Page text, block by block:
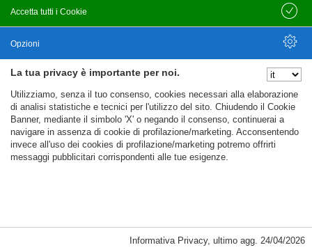
La tua privacy è importante per noi.
Utilizziamo, senza il tuo consenso, cookies necessari alla elaborazione
di analisi statistiche e tecnici per l'utilizzo del sito. Chiudendo il Cookie
Banner, mediante il simbolo 'X' o negando il consenso, continuerai a
navigare in assenza di cookie di profilazione/marketing. Acconsentendo
invece all'uso dei cookies di profilazione/marketing potremo offrirti
messaggi pubblicitari corrispondenti alle tue esigenze.
Cookie Necessari, Tecnici di Sessione
Accetta tutti i Cookie
Salva
Opzioni
Nascondi Opzioni
Informativa Privacy, ultimo agg. 24/04/2026